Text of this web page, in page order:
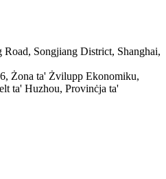
Songjiang District, Shanghai,
Żona ta' Żvilupp Ekonomiku,
ta' Huzhou, Provinċja ta'